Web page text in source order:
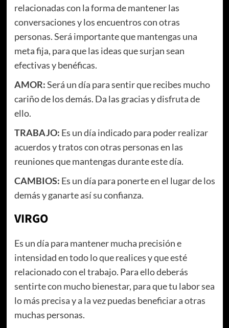
relacionadas con la forma de mantener las
conversaciones y los encuentros con otras
personas. Será importante que mantengas una
meta fija, para que las ideas que surjan sean
efectivas y benéficas.
AMOR:Será un día para sentir que recibes mucho
cariño de los demás. Da las gracias y disfruta de
ello.
TRABAJO: Es un día indicado para poder realizar
acuerdos y tratos con otras personas en las
reuniones que mantengas durante este día.
CAMBIOS: Es un día para ponerte en el lugar de los
demás y ganarte así su confianza.
VIRGO
Es un día para mantener mucha precisión e
intensidad en todo lo que realices y que esté
relacionado con el trabajo. Para ello deberás
sentirte con mucho bienestar, para que tu labor sea
lo más precisa y a la vez puedas beneficiar a otras
muchas personas.